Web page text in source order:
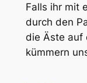
Falls ihr mit
durch den
die Äste auf
kümmern